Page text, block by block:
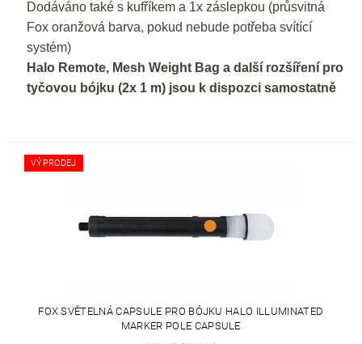
Dodáváno také s kufříkem a 1x záslepkou (průsvitná
Fox oranžová barva, pokud nebude potřeba svítící
systém)
Halo Remote, Mesh Weight Bag a další rozšíření pro
tyčovou bójku (2x 1 m) jsou k dispozci samostatně
VÝPRODEJ
FOX SVĚTELNÁ CAPSULE PRO BÓJKU HALO ILLUMINATED
MARKER POLE CAPSULE